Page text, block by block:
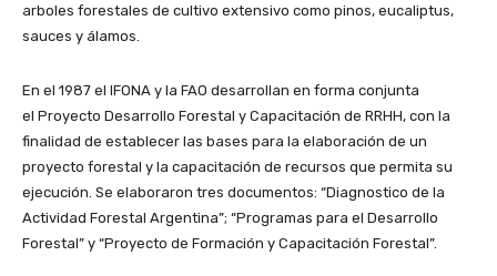
arboles forestales de cultivo extensivo como pinos, eucaliptus,
sauces y álamos.
En el 1987 el IFONA y la FAO desarrollan en forma conjunta
el Proyecto Desarrollo Forestal y Capacitación de RRHH, con la
finalidad de establecer las bases para la elaboración de un
proyecto forestal y la capacitación de recursos que permita su
ejecución. Se elaboraron tres documentos: “Diagnostico de la
Actividad Forestal Argentina”; “Programas para el Desarrollo
Forestal” y “Proyecto de Formación y Capacitación Forestal”.